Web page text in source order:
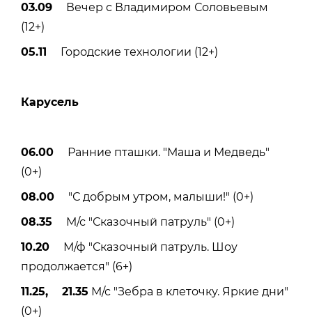
03.09 Вечер с Владимиром Соловьевым
(12+)
05.11 Городские технологии (12+)
Карусель
06.00 Ранние пташки. "Маша и Медведь"
(0+)
08.00 "С добрым утром, малыши!" (0+)
08.35 М/с "Сказочный патруль" (0+)
10.20 М/ф "Сказочный патруль. Шоу
продолжается" (6+)
11.25, 21.35 М/с "Зебра в клеточку. Яркие дни"
(0+)